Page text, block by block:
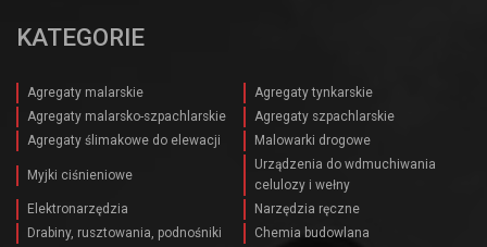
KATEGORIE
Agregaty malarskie
Agregaty tynkarskie
Agregaty malarsko-szpachlarskie
Agregaty szpachlarskie
Agregaty ślimakowe do elewacji
Malowarki drogowe
Myjki ciśnieniowe
Urządzenia do wdmuchiwania
celulozy i wełny
Elektronarzędzia
Narzędzia ręczne
Drabiny, rusztowania, podnośniki
Chemia budowlana